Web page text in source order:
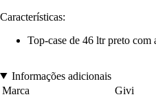
Características:
Top-case de 46 ltr preto com
Informações adicionais
Marca
Givi